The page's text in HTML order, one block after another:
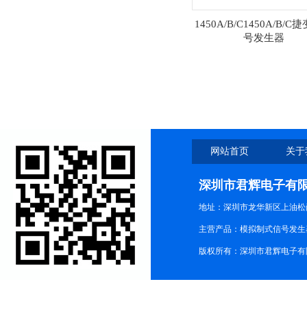
1450A/B/C1450A/B/C捷
号发生器
网站首页 关
深圳市君辉电子有
地址：深圳市龙华新区上油松
主营产品：模拟制式信号发
版权所有：深圳市君辉电子